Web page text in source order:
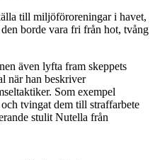
till miljöföroreningar i havet,
borde vara fri från hot, tvång
även lyfta fram skeppets
när han beskriver
Som exempel
tvingat dem till straffarbete
stulit Nutella från